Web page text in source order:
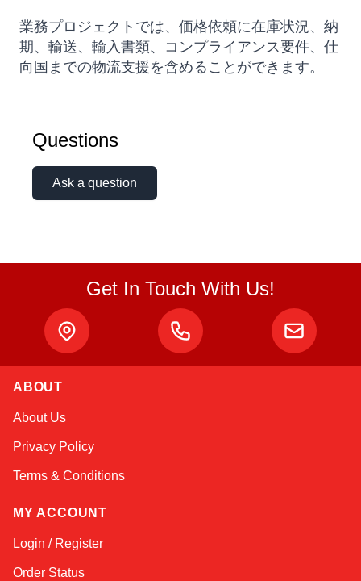
業務プロジェクトでは、価格依頼に在庫状況、納
期、輸送、輸入書類、コンプライアンス要件、仕
向国までの物流支援を含めることができます。
Questions
Ask a question
Get In Touch With Us!
ABOUT
About Us
Privacy Policy
Terms & Conditions
MY ACCOUNT
Login / Register
Order Status